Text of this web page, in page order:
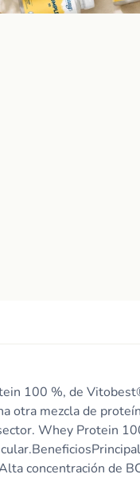
100 %, de
otra mezcla de
Whey Protein
concentración de